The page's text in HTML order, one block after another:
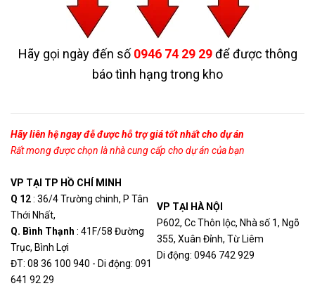
Split Cover for 6x4
Horizontal Right Angle
Hãy gọi ngày đến số0946 74 29 29để được thông
báo tình hạng trong kho
Hãy liên hệ ngay đễ được hỗ trợ giá tốt nhất cho dự án
Rất mong được chọn là nhà cung cấp cho dự án của bạn
VP TẠI TP HỒ CHÍ MINH
Q 12: 36/4 Trường chinh, P Tân
Thới Nhất,
Q. Bình Thạn h : 41F/58 Đường
Trục, Bình Lợi
ĐT: 08 36 100 940 - Di động: 091
641 92 29
VP TẠI HÀ NỘI
P602, Cc Thôn lộc, Nhà số 1, Ngõ
355, Xuân Đỉnh, Từ Liêm
Di động: 0946 742 929